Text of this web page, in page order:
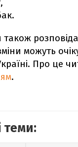
також
можуть
Про це
.
теми: